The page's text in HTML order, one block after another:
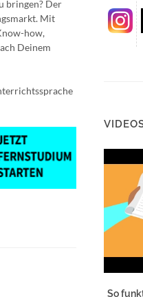
bringen? Der
Mit
how,
Deinem
So